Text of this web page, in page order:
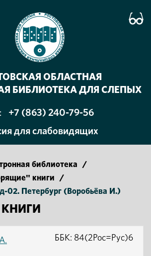
ОБЛАСТНАЯ
БИБЛИОТЕКА ДЛЯ СЛЕПЫХ
+7 (863) 240-79-56
для слабовидящих
библиотека
/
книги
/
02. Петербург (Воробьёва И.)
ББК: 84(2Рос=Рус)6